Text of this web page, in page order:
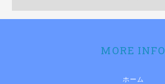
MORE INFO
ホーム